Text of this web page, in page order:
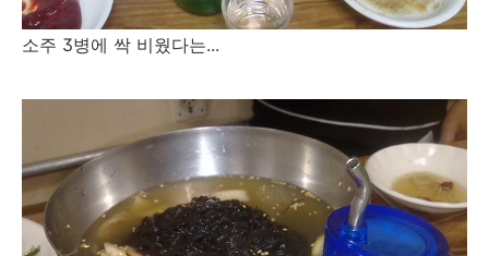
소주 3병에 싹 비웠다는...